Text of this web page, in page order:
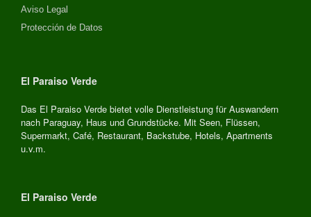
Aviso Legal
Protección de Datos
El Paraiso Verde
Das El Paraiso Verde bietet volle Dienstleistung für Auswandern
nach Paraguay, Haus und Grundstücke. Mit Seen, Flüssen,
Supermarkt, Café, Restaurant, Backstube, Hotels, Apartments
u.v.m.
El Paraiso Verde